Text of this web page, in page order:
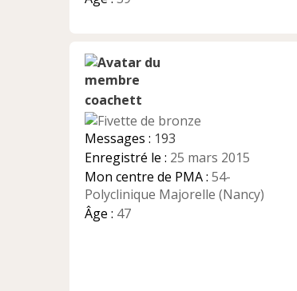
coachett
Messages : 193
Enregistré le : 25 mars 2015
Mon centre de PMA : 54-
Polyclinique Majorelle (Nancy)
Âge : 47